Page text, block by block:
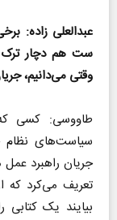
عبدالعلی زاده:
ست هم دچار ترک
وقتی می‌دانیم،
طاووسی: کسی
سیاست‌های نظام
جریان راهبرد
تعریف می‌کرد که
بیایند یک کتابی